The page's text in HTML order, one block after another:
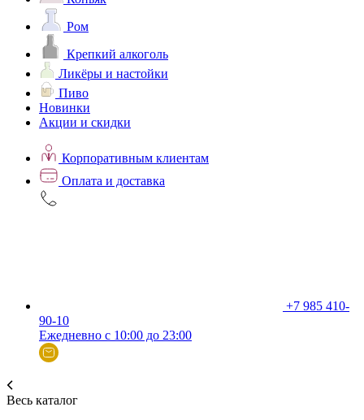
Ром
Крепкий алкоголь
Ликёры и настойки
Пиво
Новинки
Акции и скидки
Корпоративным клиентам
Оплата и доставка
+7 985 410-
90-10
Ежедневно с 10:00 до 23:00
Весь каталог